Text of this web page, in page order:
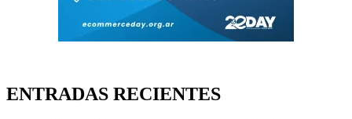
ENTRADAS RECIENTES